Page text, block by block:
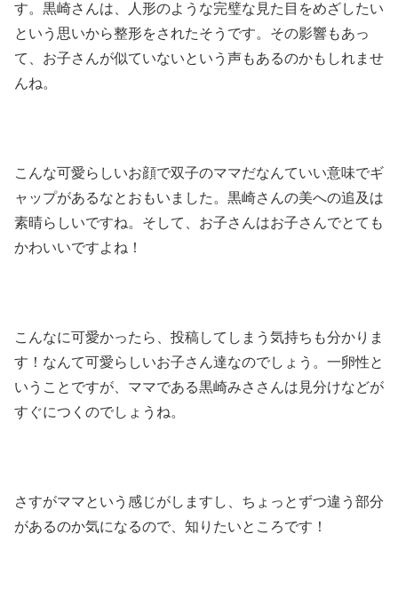
す。黒崎さんは、人形のような完璧な見た目をめざしたい
という思いから整形をされたそうです。その影響もあっ
て、お子さんが似ていないという声もあるのかもしれませ
んね。
こんな可愛らしいお顔で双子のママだなんていい意味でギ
ャップがあるなとおもいました。黒崎さんの美への追及は
素晴らしいですね。そして、お子さんはお子さんでとても
かわいいですよね！
こんなに可愛かったら、投稿してしまう気持ちも分かりま
す！なんて可愛らしいお子さん達なのでしょう。一卵性と
いうことですが、ママである黒崎みささんは見分けなどが
すぐにつくのでしょうね。
さすがママという感じがしますし、ちょっとずつ違う部分
があるのか気になるので、知りたいところです！